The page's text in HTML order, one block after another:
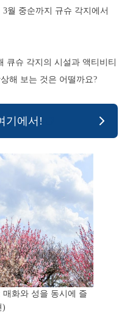
월 중순까지 규슈 각지에서
큐슈 각지의 시설과 액티비티
해 보는 것은 어떨까요?
기에서!
매화와 성을 동시에 즐
)